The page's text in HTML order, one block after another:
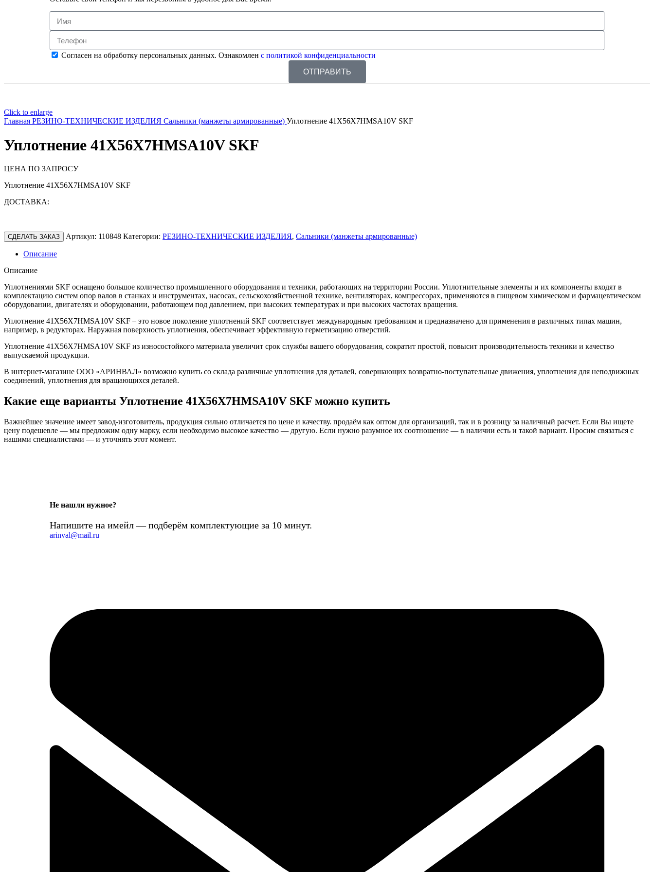
Согласен на обработку персональных данных. Ознакомлен с политикой конфиденциальности
ОТПРАВИТЬ
Click to enlarge
Главная РЕЗИНО-ТЕХНИЧЕСКИЕ ИЗДЕЛИЯ Сальники (манжеты армированные) Уплотнение 41X56X7HMSA10V SKF
Уплотнение 41X56X7HMSA10V SKF
ЦЕНА ПО ЗАПРОСУ
Уплотнение 41X56X7HMSA10V SKF
ДОСТАВКА:
СДЕЛАТЬ ЗАКАЗ Артикул: 110848 Категории: РЕЗИНО-ТЕХНИЧЕСКИЕ ИЗДЕЛИЯ, Сальники (манжеты армированные)
Описание
Описание
Уплотнениями SKF оснащено большое количество промышленного оборудования и техники, работающих на территории России. Уплотнительные элементы и их компоненты входят в
комплектацию систем опор валов в станках и инструментах, насосах, сельскохозяйственной технике, вентиляторах, компрессорах, применяются в пищевом химическом и фармацевтическом
оборудовании, двигателях и оборудовании, работающем под давлением, при высоких температурах и при высоких частотах вращения.
Уплотнение 41X56X7HMSA10V SKF – это новое поколение уплотнений SKF соответствует международным требованиям и предназначено для применения в различных типах машин,
например, в редукторах. Наружная поверхность уплотнения, обеспечивает эффективную герметизацию отверстий.
Уплотнение 41X56X7HMSA10V SKF из износостойкого материала увеличит срок службы вашего оборудования, сократит простой, повысит производительность техники и качество
выпускаемой продукции.
В интернет-магазине ООО «АРИНВАЛ» возможно купить со склада различные уплотнения для деталей, совершающих возвратно-поступательные движения, уплотнения для неподвижных
соединений, уплотнения для вращающихся деталей.
Какие еще варианты Уплотнение 41X56X7HMSA10V SKF можно купить
Важнейшее значение имеет завод-изготовитель, продукция сильно отличается по цене и качеству. продаём как оптом для организаций, так и в розницу за наличный расчет. Если Вы ищете
цену подешевле — мы предложим одну марку, если необходимо высокое качество — другую. Если нужно разумное их соотношение — в наличии есть и такой вариант. Просим связаться с
нашими специалистами — и уточнять этот момент.
Не нашли нужное?
Напишите на имейл — подберём комплектующие за 10 минут.
arinval@mail.ru